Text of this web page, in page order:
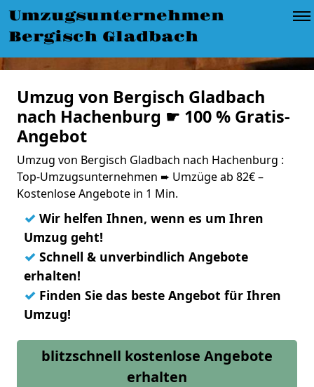
Umzugsunternehmen
Bergisch Gladbach
Umzug von Bergisch Gladbach
nach Hachenburg ☛ 100 % Gratis-
Angebot
Umzug von Bergisch Gladbach nach Hachenburg :
Top-Umzugsunternehmen ➨ Umzüge ab 82€ –
Kostenlose Angebote in 1 Min.
✓ Wir helfen Ihnen, wenn es um Ihren
Umzug geht!
✓ Schnell & unverbindlich Angebote
erhalten!
✓ Finden Sie das beste Angebot für Ihren
Umzug!
blitzschnell kostenlose Angebote
erhalten